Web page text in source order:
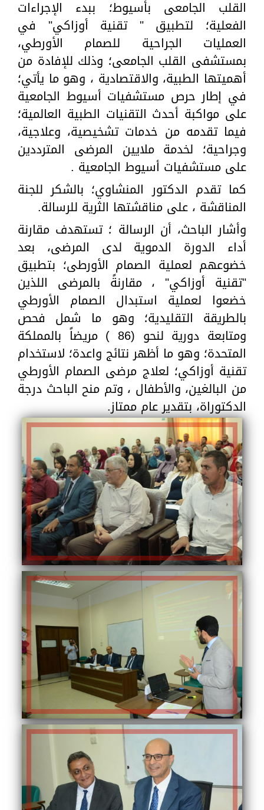
القلب الجامعى بأسيوط؛ ببدء الإجراءات
الفعلية؛ لتطبيق " تقنية أوزاكي" في
العمليات الجراحية للصمام الأورطي،
بمستشفى القلب الجامعى؛ وذلك للإفادة من
أهميتها الطبية، والاقتصادية ، وهو ما يأتي؛
في إطار حرص مستشفيات أسيوط الجامعية
على مواكبة أحدث التقنيات الطبية العالمية؛
فيما تقدمه من خدمات تشخيصية، وعلاجية،
وجراحية؛ لخدمة ملايين المرضى المترددين
على مستشفيات أسيوط الجامعية .
كما تقدم الدكتور المنشاوي؛ بالشكر للجنة
المناقشة ، على مناقشتها الثرية للرسالة.
وأشار الباحث، أن الرسالة ؛ تستهدف مقارنة
أداء الدورة الدموية لدى المرضى، بعد
خضوعهم لعملية الصمام الأورطى؛ بتطبيق
"تقنية أوزاكي" ، مقارنةً بالمرضى اللذين
خضعوا لعملية استبدال الصمام الأورطي
بالطريقة التقليدية؛ وهو ما شمل فحص
ومتابعة دورية لنحو (86 ) مريضاً بالمملكة
المتحدة؛ وهو ما أظهر نتائج واعدة؛ لاستخدام
تقنية أوزاكي؛ لعلاج مرضى الصمام الأورطي
من البالغين، والأطفال ، وتم منح الباحث درجة
الدكتوراة، بتقدير عام ممتاز.